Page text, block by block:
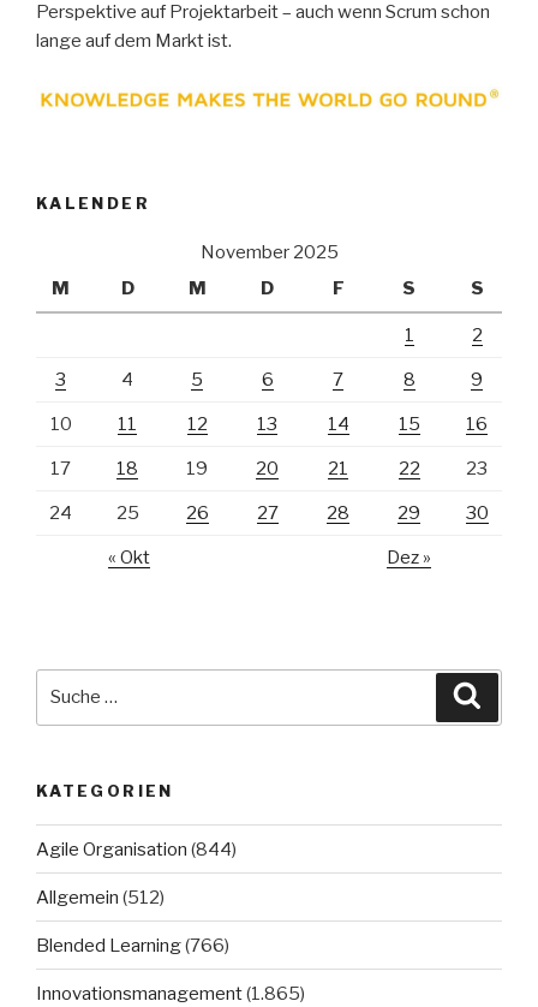
Perspektive auf Projektarbeit – auch wenn Scrum schon
lange auf dem Markt ist.
KALENDER
November 2025
M
D M D F S S
1 2
3 4 5 6 7 8 9
10 11 12 13 14 15 16
17 18 19 20 21 22 23
24 25 26 27 28 29 30
« Okt Dez »
KATEGORIEN
Agile Organisation (844)
Allgemein (512)
Blended Learning(766)
Innovationsmanagement(1.865)